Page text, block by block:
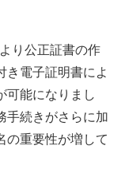
り公正証書の作
き電子証明書によ
可能になりまし
手続きがさらに加
の重要性が増して